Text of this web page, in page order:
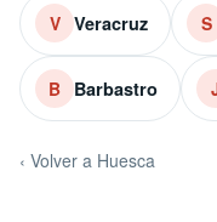
V Veracruz S
B Barbastro
‹ Volver a Huesca